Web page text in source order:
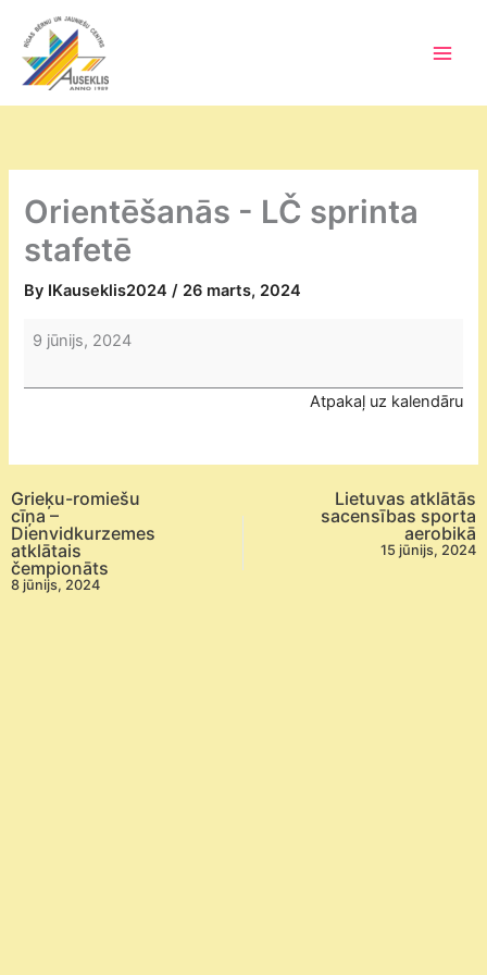
content
Orientēšanās - LČ sprinta
stafetē
By IKauseklis2024/ 26 marts, 2024
Orientēšanās
LČ
9 jūnijs, 2024
Atpakaļ uz kalendāru
Grieķu-romiešu
cīņa –
Dienvidkurzemes
atklātais
čempionāts
8 jūnijs, 2024
Lietuvas atklātās
sacensības sporta
aerobikā
15 jūnijs, 2024